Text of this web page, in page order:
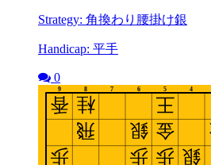
Strategy: 角換わり腰掛け銀
Handicap: 平手
0